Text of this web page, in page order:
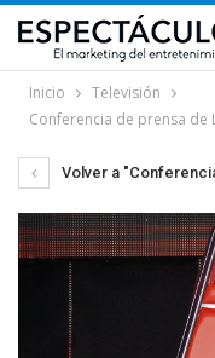
Inicio
Televisión
Conferencia de prensa de
Volver a